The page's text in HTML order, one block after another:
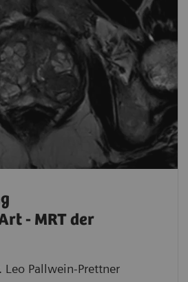
- MRT der
Leo Pallwein-Prettner